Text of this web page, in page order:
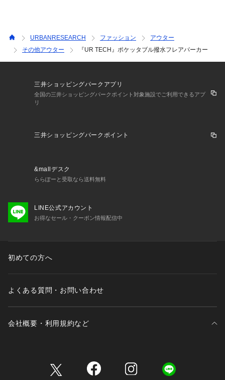
ポケット : あり
URBANRESEARCH ファッション
アウター
その他アウター
『UR TECH』ポケッタブル撥水フレアパーカー
三井ショッピングパークアプリ
全国の三井ショッピングパークポイント対象施設でご利用できるアプ
リ
三井ショッピングパークポイント
&mallデスク
ららぽーと受取なら送料無料
LINE公式アカウント
お得なセール・クーポン情報配信中
初めての方へ
よくある質問・お問い合わせ
会社概要・利用規約など